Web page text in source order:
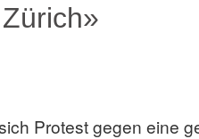
Protest gegen eine